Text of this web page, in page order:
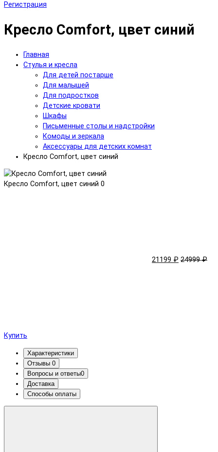
Регистрация
Кресло Comfort, цвет синий
Главная
Стулья и кресла
Для детей постарше
Для малышей
Для подростков
Детские кровати
Шкафы
Письменные столы и надстройки
Комоды и зеркала
Аксессуары для детских комнат
Кресло Comfort, цвет синий
Кресло Comfort, цвет синий 0
21199 ₽ 24999 ₽
Купить
Характеристики
Отзывы 0
Вопросы и ответы0
Доставка
Способы оплаты